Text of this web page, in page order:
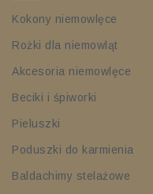
Kokony niemowlęce
Rożki dla niemowląt
Akcesoria niemowlęce
Beciki i śpiworki
Pieluszki
Poduszki do karmienia
Baldachimy stelażowe